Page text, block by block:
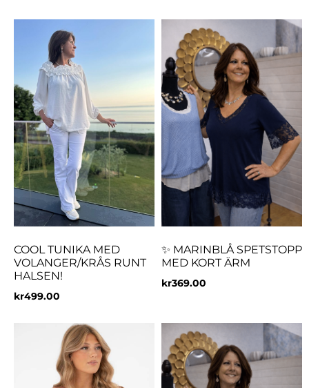
COOL TUNIKA MED
VOLANGER/KRÅS RUNT
HALSEN!
kr499.00
✨ MARINBLÅ SPETSTOPP
MED KORT ÄRM
kr369.00